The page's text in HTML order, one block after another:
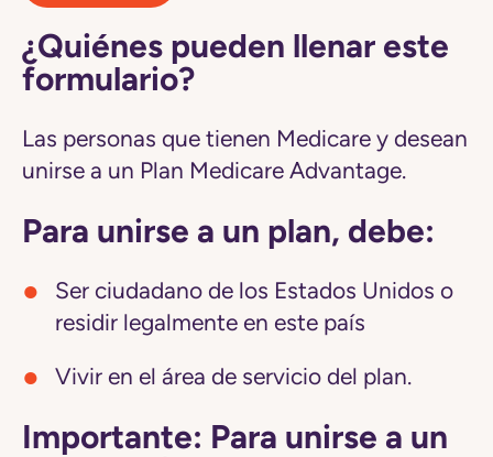
¿Quiénes pueden llenar este
formulario?
Las personas que tienen Medicare y desean
unirse a un Plan Medicare Advantage.
Para unirse a un plan, debe:
Ser ciudadano de los Estados Unidos o
residir legalmente en este país
Vivir en el área de servicio del plan.
Importante: Para unirse a un